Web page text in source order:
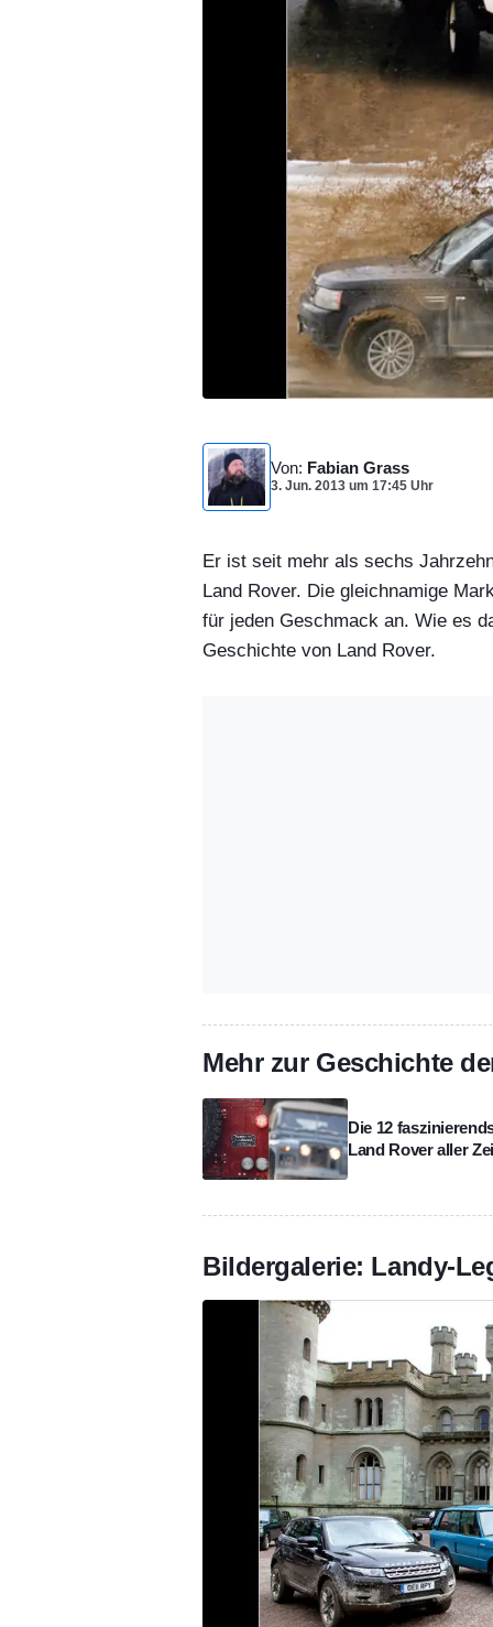
Von: Fabian Grass
3. Jun. 2013 um 17:45 Uhr
Er ist seit mehr als sechs
Land Rover. Die gleichnamige
für jeden Geschmack an. Wie es
Geschichte von Land Rover.
Mehr zur Geschichte
Die 12
Land Rover aller
Bildergalerie: Landy-